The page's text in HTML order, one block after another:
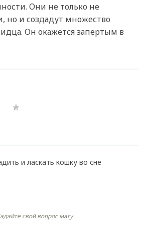
Они не только не
но и создадут множество
Он окажется запертым в
и ласкать кошку во сне
свой вопрос магу